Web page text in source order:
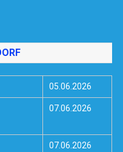
05.06.2026
07.06.2026
07.06.2026